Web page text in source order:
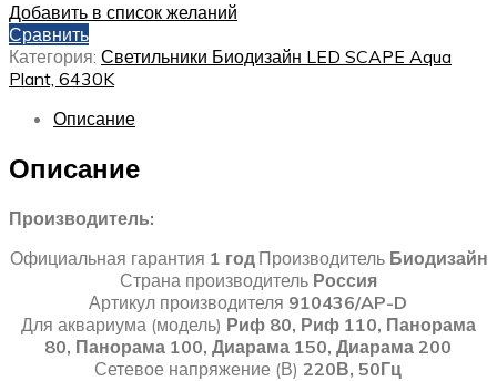
Добавить в список желаний
Сравнить
Категория: Светильники Биодизайн LED SCAPE Aqua
Plant, 6430K
Описание
Описание
Производитель:
Официальная гарантия 1 год Производитель Биодизайн
Страна производитель Россия
Артикул производителя 910436/AP-D
Для аквариума (модель) Риф 80, Риф 110, Панорама
80, Панорама 100, Диарама 150, Диарама 200
Сетевое напряжение (В) 220В, 50Гц